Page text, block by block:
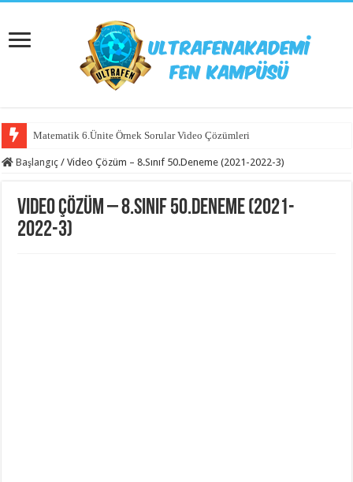
Matematik 6.Ünite Örnek Sorular Video Çözümleri
Başlangıç / Video Çözüm – 8.Sınıf 50.Deneme (2021-2022-3)
Video Çözüm – 8.Sınıf 50.Deneme (2021-
2022-3)